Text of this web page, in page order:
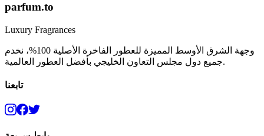
parfum.to
Luxury Fragrances
وجهة الشرق الأوسط المميزة للعطور الفاخرة الأصلية 100%، نخدم
جميع دول مجلس التعاون الخليجي بأفضل العطور العالمية.
تابعنا